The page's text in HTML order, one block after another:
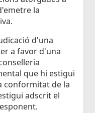
la
d'una
a favor d'una
que hi estigui
conformitat de la
adscrit el